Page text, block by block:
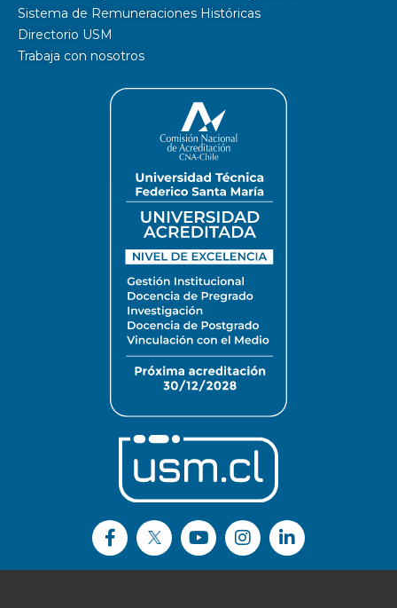
Sistema de Remuneraciones Históricas
Directorio USM
Trabaja con nosotros